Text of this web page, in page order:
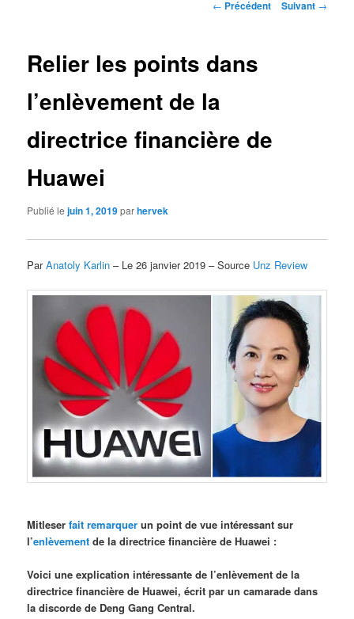
Navigation
← Précédent Suivant →
Relier les points dans
l’enlèvement de la
directrice financière de
Huawei
Publié lejuin 1, 2019parhervek
ParAnatoly Karlin – Le 26 janvier 2019 – Source Unz Review
Mitleserfait remarquer un point de vue intéressant sur
l’enlèvement de la directrice financière de Huawei :
Voici une explication intéressante de l’enlèvement de la
directrice financière de Huawei, écrit par un camarade dans
la discorde de Deng Gang Central.